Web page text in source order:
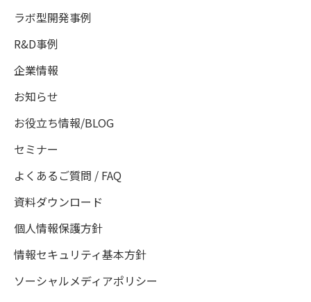
ラボ型開発事例
R&D事例
企業情報
お知らせ
お役立ち情報/BLOG
セミナー
よくあるご質問 / FAQ
資料ダウンロード
個人情報保護方針
情報セキュリティ基本方針
ソーシャルメディアポリシー